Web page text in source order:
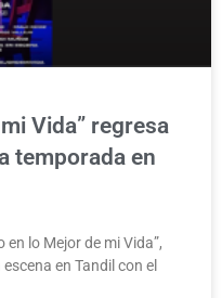
Vida” regresa
temporada en
lo Mejor de mi Vida”,
en Tandil con el